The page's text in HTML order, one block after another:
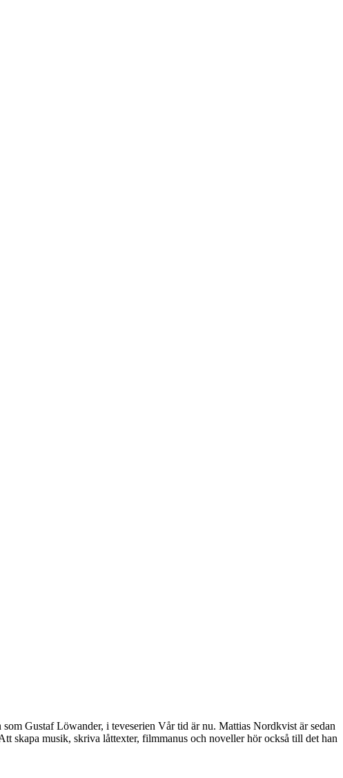
Gustaf Löwander, i teveserien Vår tid är nu. Mattias Nordkvist är sedan
skapa musik, skriva låttexter, filmmanus och noveller hör också till det han